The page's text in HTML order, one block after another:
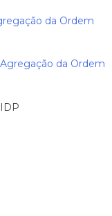
da Ordem